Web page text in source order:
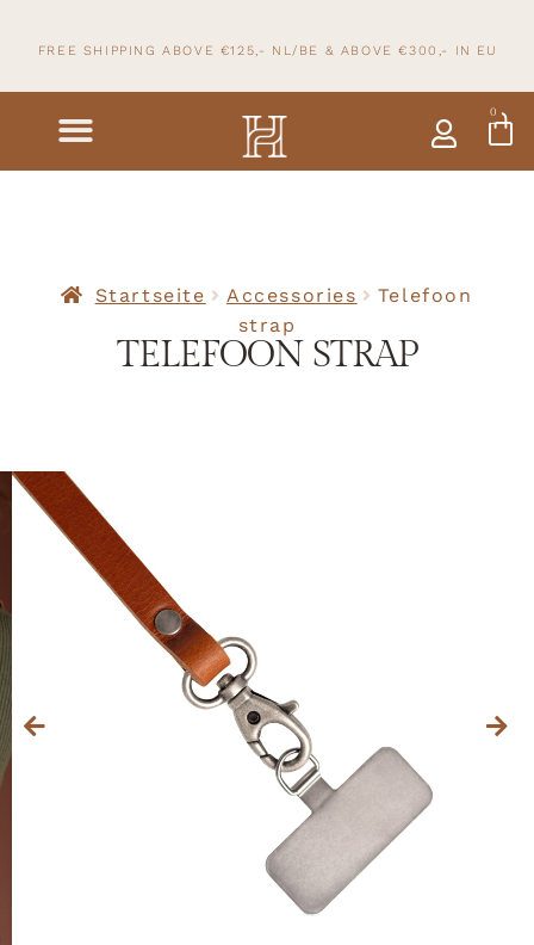
FREE SHIPPING ABOVE €125,- NL/BE & ABOVE €300,- IN EU
0
Startseite Accessories
Telefoon
strap
TELEFOON STRAP